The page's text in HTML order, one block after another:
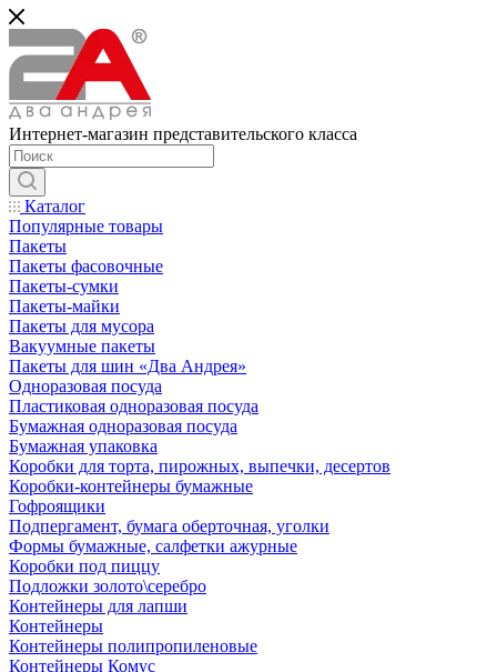
Интернет-магазин представительского класса
Каталог
Популярные товары
Пакеты
Пакеты фасовочные
Пакеты-сумки
Пакеты-майки
Пакеты для мусора
Вакуумные пакеты
Пакеты для шин «Два Андрея»
Одноразовая посуда
Пластиковая одноразовая посуда
Бумажная одноразовая посуда
Бумажная упаковка
Коробки для торта, пирожных, выпечки, десертов
Коробки-контейнеры бумажные
Гофроящики
Подпергамент, бумага оберточная, уголки
Формы бумажные, салфетки ажурные
Коробки под пиццу
Подложки золото\серебро
Контейнеры для лапши
Контейнеры
Контейнеры полипропиленовые
Контейнеры Комус